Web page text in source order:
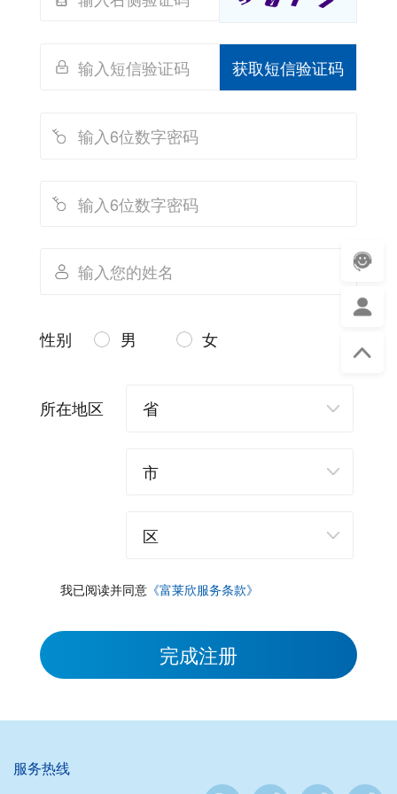
获取短信验证码
性别 男 女
所在地区
我已阅读并同意《富莱欣服务条款》
完成注册
服务热线